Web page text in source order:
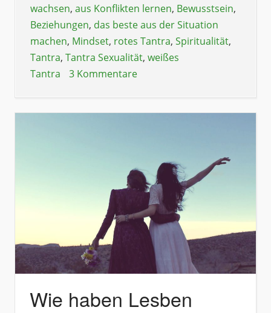
wachsen, aus Konflikten lernen, Bewusstsein,
Beziehungen, das beste aus der Situation
machen, Mindset, rotes Tantra, Spiritualität,
Tantra, Tantra Sexualität, weißes
Tantra
3 Kommentare
Wie haben Lesben